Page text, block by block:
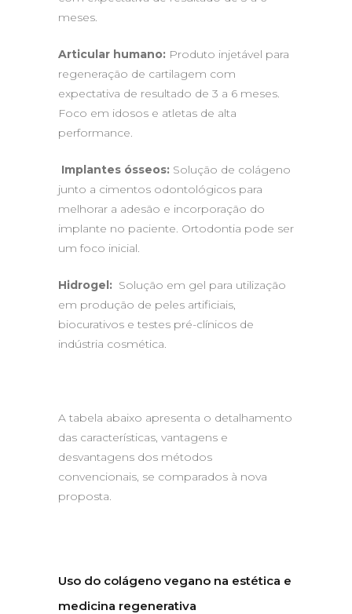
meses.
Articular humano: Produto injetável para
regeneração de cartilagem com
expectativa de resultado de 3 a 6 meses.
Foco em idosos e atletas de alta
performance.
Implantes ósseos: Solução de colágeno
junto a cimentos odontológicos para
melhorar a adesão e incorporação do
implante no paciente. Ortodontia pode ser
um foco inicial.
Hidrogel: Solução em gel para utilização
em produção de peles artificiais,
biocurativos e testes pré-clínicos de
indústria cosmética.
A tabela abaixo apresenta o detalhamento
das características, vantagens e
desvantagens dos métodos
convencionais, se comparados à nova
proposta.
Uso do colágeno vegano na estética e
medicina regenerativa